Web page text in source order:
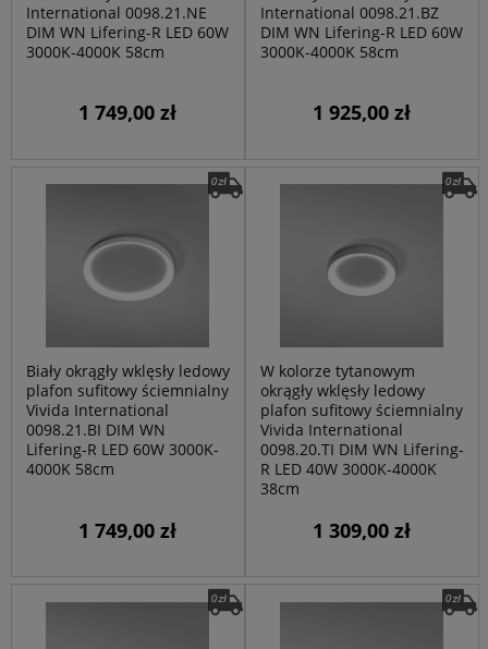
International 0098.21.NE
DIM WN Lifering-R LED 60W
3000K-4000K 58cm
1 749,00 zł
International 0098.21.BZ
DIM WN Lifering-R LED 60W
3000K-4000K 58cm
1 925,00 zł
Biały okrągły wklęsły ledowy
plafon sufitowy ściemnialny
Vivida International
0098.21.BI DIM WN
Lifering-R LED 60W 3000K-
4000K 58cm
1 749,00 zł
W kolorze tytanowym
okrągły wklęsły ledowy
plafon sufitowy ściemnialny
Vivida International
0098.20.TI DIM WN Lifering-
R LED 40W 3000K-4000K
38cm
1 309,00 zł